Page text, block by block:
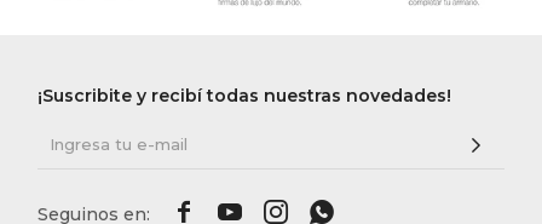
¡Suscribite y recibí todas nuestras novedades!
   